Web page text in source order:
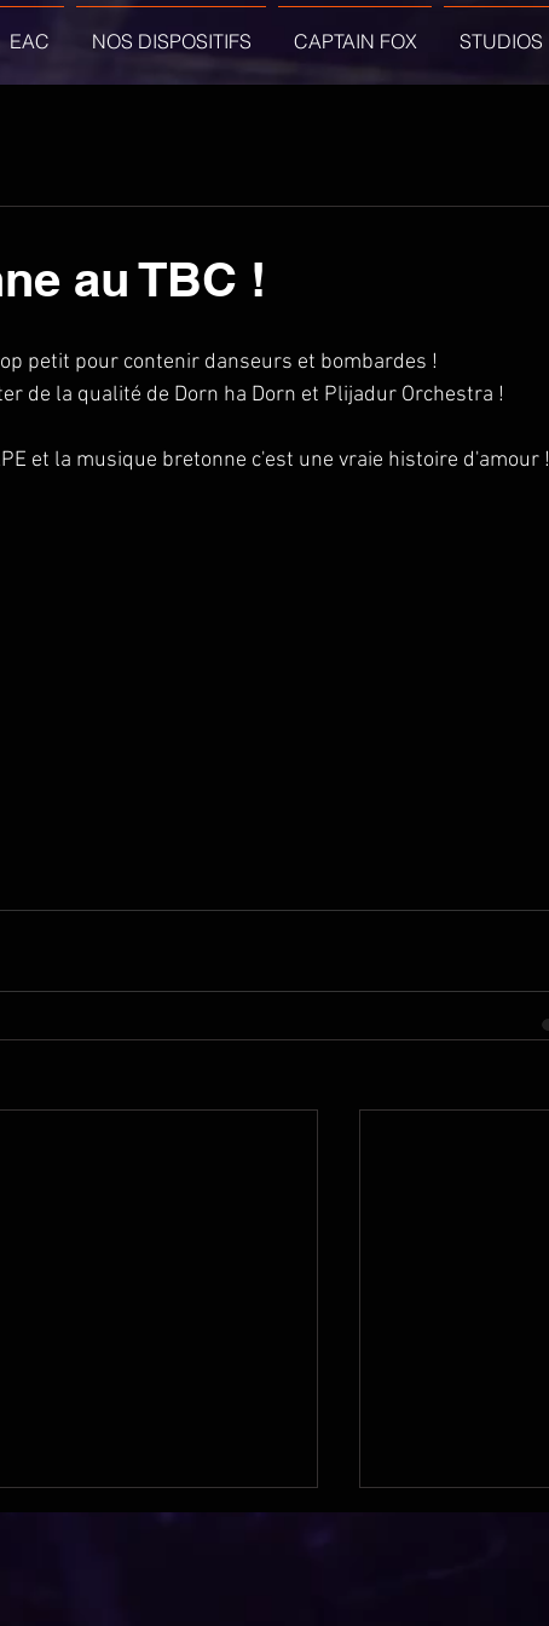
EAC NOS DISPOSITIFS CAPTAIN FOX STUDIOS
au TBC !
petit pour contenir danseurs et bombardes !
de la qualité de Dorn ha Dorn et Plijadur Orchestra !
et la musique bretonne c'est une vraie histoire d'amour !